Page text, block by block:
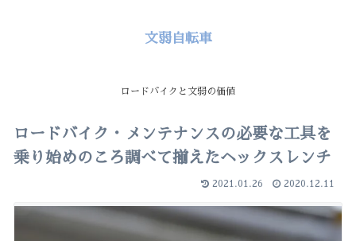
文弱自転車
ロードバイクと文弱の価値
ロードバイク・メンテナンスの必要な工具を
乗り始めのころ調べて揃えたヘックスレンチ
2021.01.26 2020.12.11